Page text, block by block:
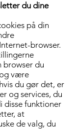
du dine
på din
browser.
browser du
være
du gør det, er
og services, du
disse funktioner
at
de valg, du